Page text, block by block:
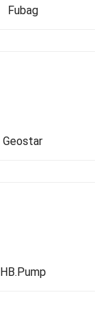
Fubag
Geostar
HB.Pump